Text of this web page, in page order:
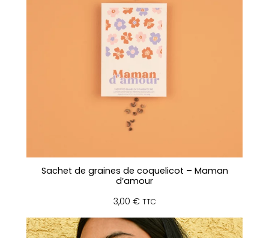
Sachet de graines de coquelicot – Maman
d’amour
3,00 € TTC